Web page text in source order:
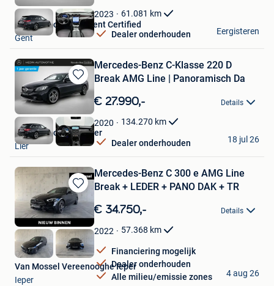
Favorieten
2023 61.081 km
Dealer onderhouden
Hedin Automotive Gent Certified
Gent
Eergisteren
Bewaren
in
Favorieten
Mercedes-Benz C-Klasse 220 D
Break AMG Line | Panoramisch Da
€ 27.990,- Details
2020 134.270 km
Dealer onderhouden
Hedin Automotive Lier
Lier
18 jul 26
Bewaren
in
Mijn
Favorieten
Mercedes-Benz C 300 e AMG Line
Break + LEDER + PANO DAK + TR
€ 34.750,- Details
2022 57.368 km
Financiering mogelijk
Dealer onderhouden
Alle milieu/emissie zones
Van Mossel Vereenooghe Ieper
Ieper
4 aug 26